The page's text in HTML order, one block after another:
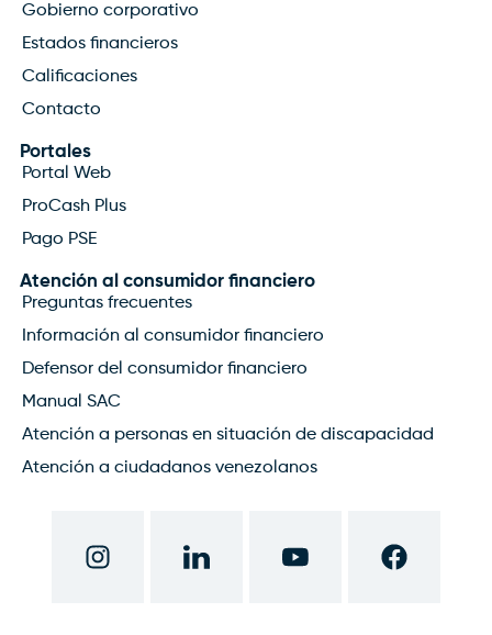
Gobierno corporativo
Estados financieros
Calificaciones
Contacto
Portales
Portal Web
ProCash Plus
Pago PSE
Atención al consumidor financiero
Preguntas frecuentes
Información al consumidor financiero
Defensor del consumidor financiero
Manual SAC
Atención a personas en situación de discapacidad
Atención a ciudadanos venezolanos